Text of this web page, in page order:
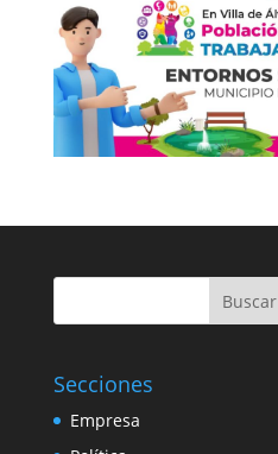
Buscar
Secciones
Empresa